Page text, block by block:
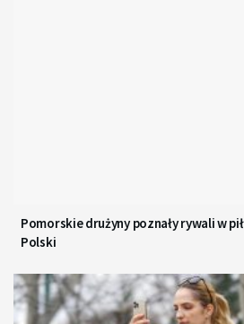
Pomorskie drużyny poznały rywali w
Polski